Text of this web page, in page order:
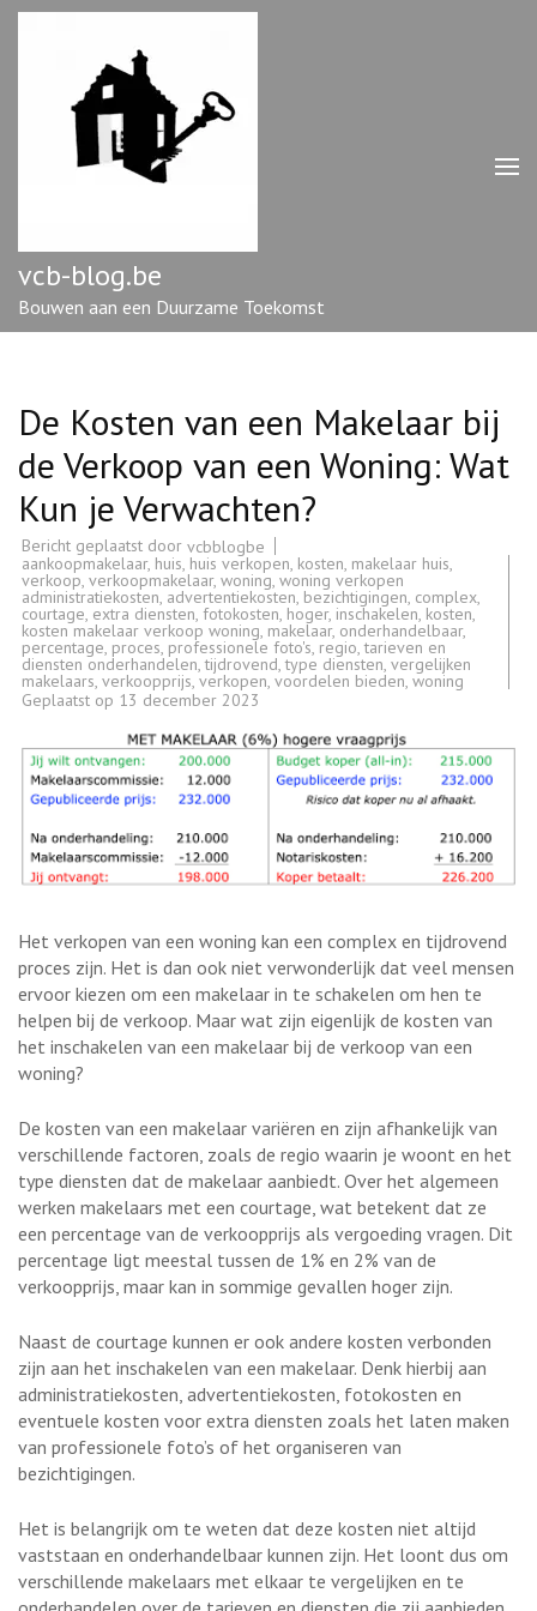
Ga
vcb-blog.be
Bouwen aan een Duurzame Toekomst
De Kosten van een Makelaar bij
de Verkoop van een Woning: Wat
Kun je Verwachten?
Bericht geplaatst door vcbblogbe
aankoopmakelaar, huis, huis verkopen, kosten, makelaar huis,
verkoop, verkoopmakelaar, woning, woning verkopen
administratiekosten, advertentiekosten, bezichtigingen, complex,
courtage, extra diensten, fotokosten, hoger, inschakelen, kosten,
kosten makelaar verkoop woning, makelaar, onderhandelbaar,
percentage, proces, professionele foto's, regio,tarieven en
diensten onderhandelen,tijdrovend,type diensten, vergelijken
makelaars, verkoopprijs, verkopen, voordelen bieden, woning
Geplaatst op 13 december 2023
Het verkopen van een woning kan een complex en tijdrovend
proces zijn. Het is dan ook niet verwonderlijk dat veel mensen
ervoor kiezen om een makelaar in te schakelen om hen te
helpen bij de verkoop. Maar wat zijn eigenlijk de kosten van
het inschakelen van een makelaar bij de verkoop van een
woning?
De kosten van een makelaar variëren en zijn afhankelijk van
verschillende factoren, zoals de regio waarin je woont en het
type diensten dat de makelaar aanbiedt. Over het algemeen
werken makelaars met een courtage, wat betekent dat ze
een percentage van de verkoopprijs als vergoeding vragen. Dit
percentage ligt meestal tussen de 1% en 2% van de
verkoopprijs, maar kan in sommige gevallen hoger zijn.
Naast de courtage kunnen er ook andere kosten verbonden
zijn aan het inschakelen van een makelaar. Denk hierbij aan
administratiekosten, advertentiekosten, fotokosten en
eventuele kosten voor extra diensten zoals het laten maken
van professionele foto’s of het organiseren van
bezichtigingen.
Het is belangrijk om te weten dat deze kosten niet altijd
vaststaan en onderhandelbaar kunnen zijn. Het loont dus om
verschillende makelaars met elkaar te vergelijken en te